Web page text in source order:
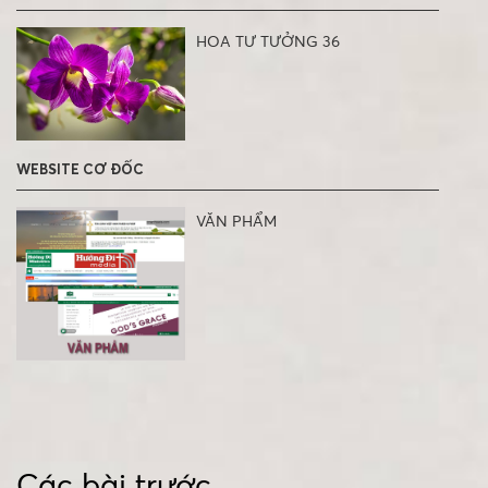
HOA TƯ TƯỞNG 36
WEBSITE CƠ ĐỐC
VĂN PHẨM